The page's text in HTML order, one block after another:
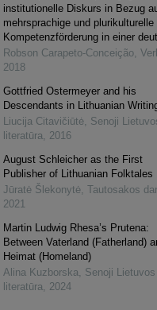
institutionelle Diskurs in Bezug
mehrsprachige und plurikulturelle
Kompetenzförderung in einer
Robson Carapeto-Conceição,
2018
Gottfried Ostermeyer and his
Descendants in Lithuanian
Liucija Citavičiūtė, Senoji
literatūra, 2016
August Schleicher as the First
Publisher of Lithuanian Folktales
Jūratė Šlekonytė, Tautosakos
2021
Martin Ludwig Rhesa’s Prutena:
Between Vaterland (Fatherland)
Heimat (Homeland)
Alina Kuzborska, Senoji Lietuvos
literatūra, 2024